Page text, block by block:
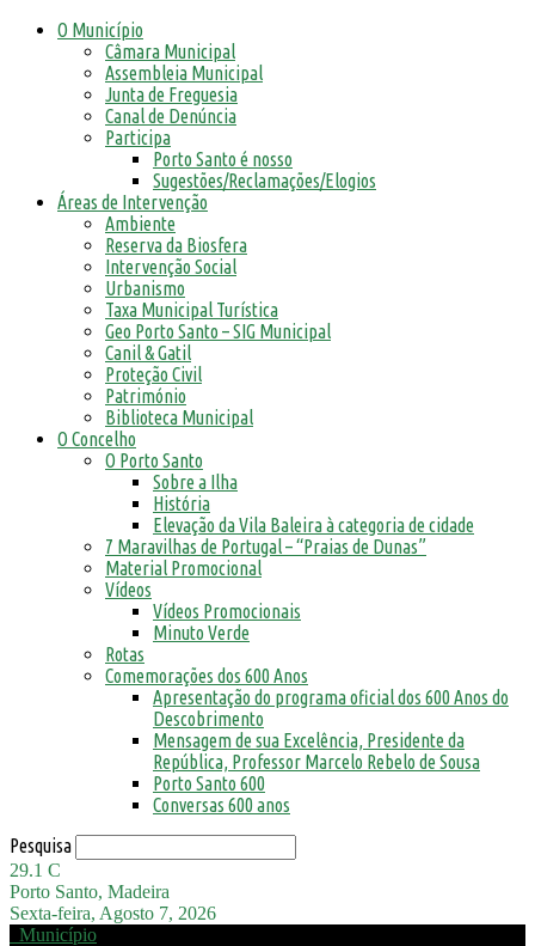
O Município
Câmara Municipal
Assembleia Municipal
Junta de Freguesia
Canal de Denúncia
Participa
Porto Santo é nosso
Sugestões/Reclamações/Elogios
Áreas de Intervenção
Ambiente
Reserva da Biosfera
Intervenção Social
Urbanismo
Taxa Municipal Turística
Geo Porto Santo – SIG Municipal
Canil & Gatil
Proteção Civil
Património
Biblioteca Municipal
O Concelho
O Porto Santo
Sobre a Ilha
História
Elevação da Vila Baleira à categoria de cidade
7 Maravilhas de Portugal – “Praias de Dunas”
Material Promocional
Vídeos
Vídeos Promocionais
Minuto Verde
Rotas
Comemorações dos 600 Anos
Apresentação do programa oficial dos 600 Anos do
Descobrimento
Mensagem de sua Excelência, Presidente da
República, Professor Marcelo Rebelo de Sousa
Porto Santo 600
Conversas 600 anos
Pesquisa
29.1 C
Porto Santo, Madeira
Sexta-feira, Agosto 7, 2026
Município